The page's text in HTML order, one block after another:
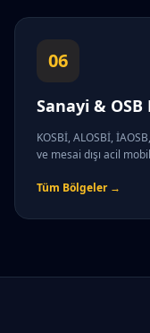
06
Sanayi &
KOSBİ, ALOSBİ,
ve mesai dışı acil
Tüm Bölgeler →